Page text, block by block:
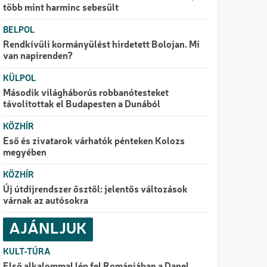
több mint harminc sebesült
BELPOL
Rendkívüli kormányülést hirdetett Bolojan. Mi
van napirenden?
KÜLPOL
Második világháborús robbanótesteket
távolítottak el Budapesten a Dunából
KÖZHÍR
Eső és zivatarok várhatók pénteken Kolozs
megyében
KÖZHÍR
Új útdíjrendszer ősztől: jelentős változások
várnak az autósokra
AJÁNLJUK
KULT-TÚRA